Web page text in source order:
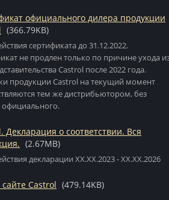
официального дилера продукции
(366.79KB)
сертификата до 31.12.2022.
не продлен только по причине ухода
Сastrol после 2022 года.
продукции Castrol на текущий момент
тем же дистрибьютором, без
официального.
Декларация о соответствии. Вся
(2.67MB)
декларации XX.XX.2023 - XX.XX.2026
Castrol (479.14KB)